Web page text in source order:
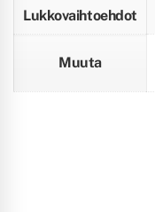
Lukkovaihtoehdot
Muuta